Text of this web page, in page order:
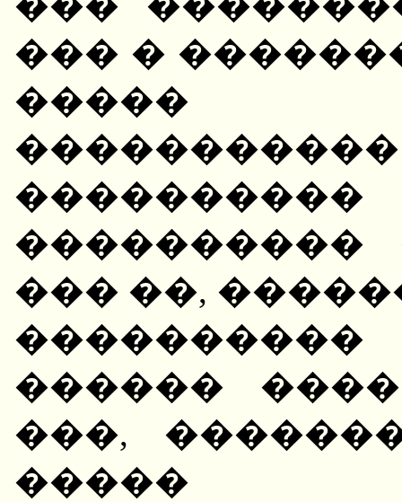
��� �
�����
����������
��� ��,
������
���,
�����